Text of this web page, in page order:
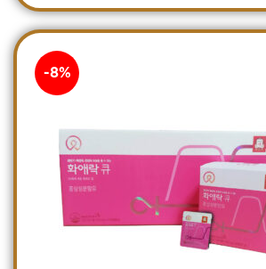
-8%